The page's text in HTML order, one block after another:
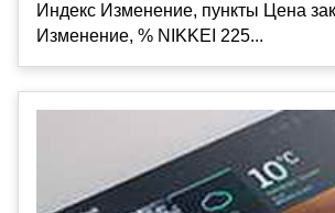
Индекс Изменение, пункты Цена
Изменение, % NIKKEI 225...